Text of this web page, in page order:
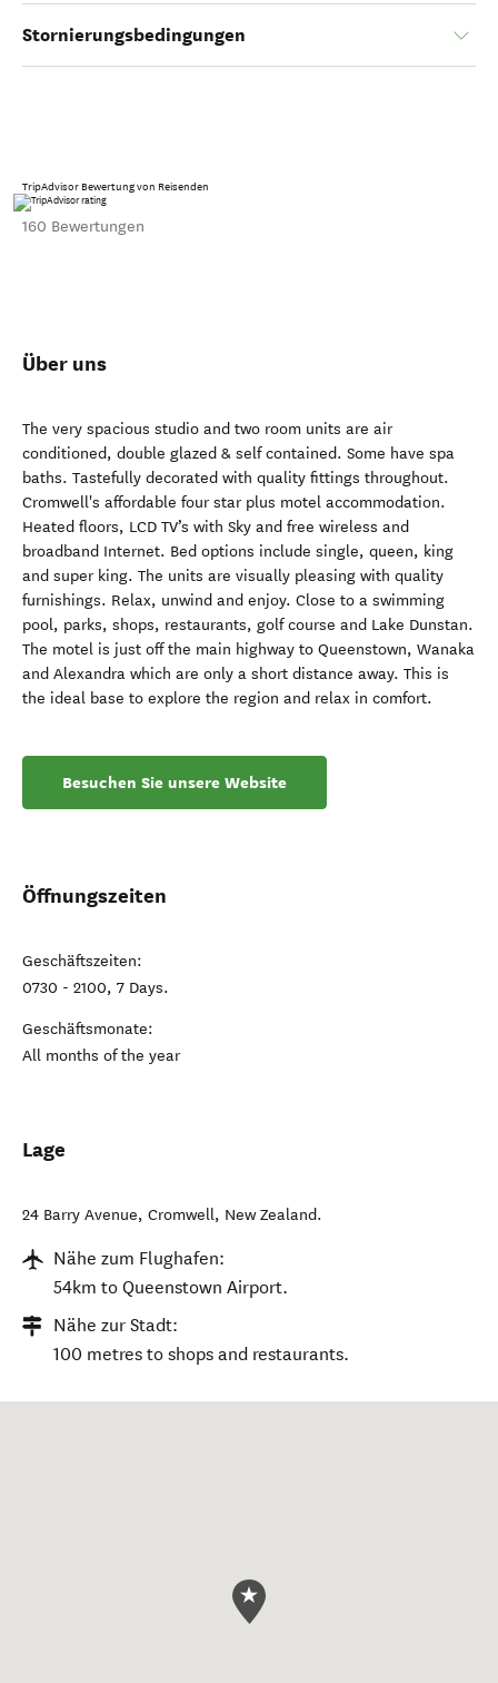
Stornierungsbedingungen
TripAdvisor Bewertung von Reisenden
160 Bewertungen
Über uns
The very spacious studio and two room units are air
conditioned, double glazed & self contained. Some have spa
baths. Tastefully decorated with quality fittings throughout.
Cromwell's affordable four star plus motel accommodation.
Heated floors, LCD TV’s with Sky and free wireless and
broadband Internet. Bed options include single, queen, king
and super king. The units are visually pleasing with quality
furnishings. Relax, unwind and enjoy. Close to a swimming
pool, parks, shops, restaurants, golf course and Lake Dunstan.
The motel is just off the main highway to Queenstown, Wanaka
and Alexandra which are only a short distance away. This is
the ideal base to explore the region and relax in comfort.
Besuchen Sie unsere Website
Öffnungszeiten
Geschäftszeiten:
0730 - 2100, 7 Days.
Geschäftsmonate:
All months of the year
Lage
24 Barry Avenue, Cromwell, New Zealand.
Nähe zum Flughafen:
54km to Queenstown Airport.
Nähe zur Stadt:
100 metres to shops and restaurants.